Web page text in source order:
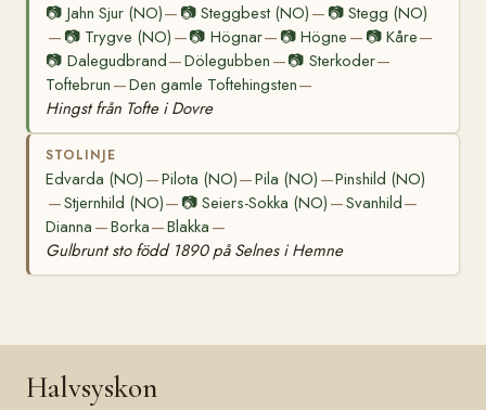
📷 Jahn Sjur (NO)— 📷Steggbest (NO) — 📷 Stegg (NO)
— 📷 Trygve (NO) —📷 Högnar— 📷Högne — 📷 Kåre—
📷 Dalegudbrand—Dölegubben —📷 Sterkoder—
Toftebrun —Den gamle Toftehingsten—
Hingst från Tofte i Dovre
STOLINJE
Edvarda (NO) —Pilota (NO)—Pila (NO) —Pinshild (NO)
—Stjernhild (NO)— 📷Seiers-Sokka (NO) —Svanhild—
Dianna —Borka—Blakka —
Gulbrunt sto född 1890 på Selnes i Hemne
Halvsyskon